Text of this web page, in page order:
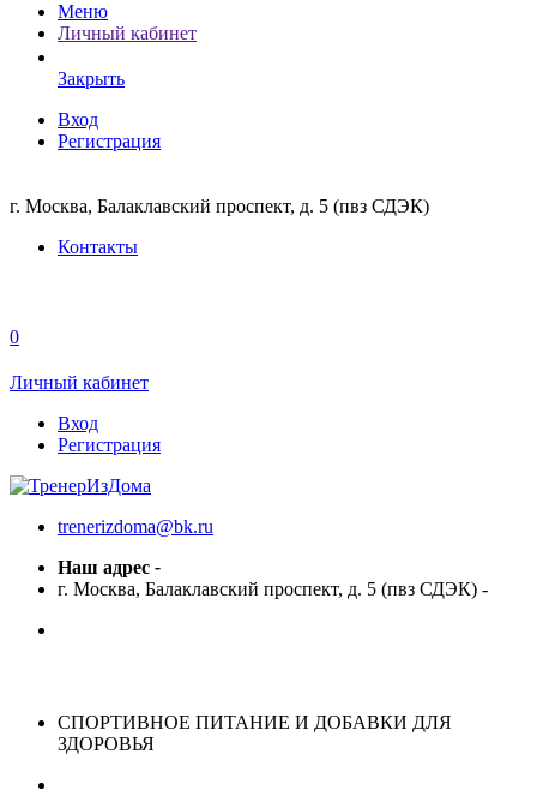
Меню
Личный кабинет
Закрыть
Вход
Регистрация
г. Москва, Балаклавский проспект, д. 5 (пвз СДЭК)
Контакты
0
Личный кабинет
Вход
Регистрация
trenerizdoma@bk.ru
Наш адрес -
г. Москва, Балаклавский проспект, д. 5 (пвз СДЭК) -
СПОРТИВНОЕ ПИТАНИЕ И ДОБАВКИ ДЛЯ
ЗДОРОВЬЯ